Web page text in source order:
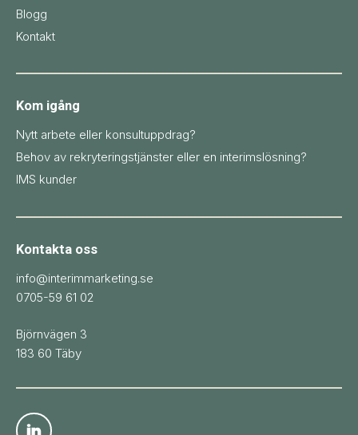
Blogg
Kontakt
Kom igång
Nytt arbete eller konsultuppdrag?
Behov av rekryteringstjänster eller en interimslösning?
IMS kunder
Kontakta oss
info@interimmarketing.se
0705-59 61 02
Björnvägen 3
183 60 Täby